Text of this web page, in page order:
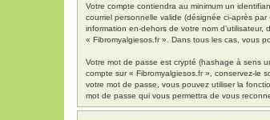
Votre compte contiendra au minimum un
courriel personnelle valide (désignée ci-après
information en-dehors de votre nom
« Fibromyalgiesos.fr ». Dans tous les cas, vous
Votre mot de passe est crypté (hashage à sens
compte sur « Fibromyalgiesos.fr », conservez-le
votre mot de passe, vous pouvez utiliser la
mot de passe qui vous permettra de vous